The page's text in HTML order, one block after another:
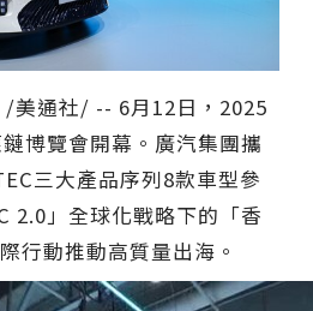
/美通社/ -- 6月12日，2025
博覽會開幕。廣汽集團攜
三大產品序列8款車型參
2.0」全球化戰略下的「香
行動推動高質量出海。